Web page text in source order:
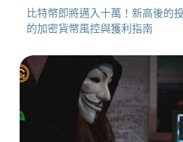
比特幣即將邁入十萬！新高後的
的加密貨幣風控與獲利指南